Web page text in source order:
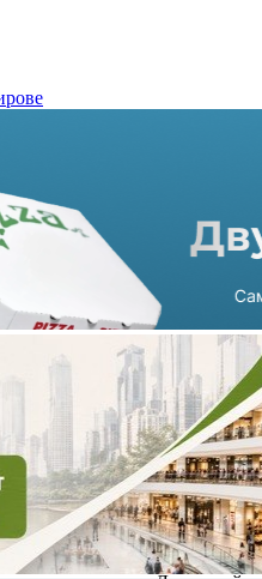
в Кирове
заводить в Киров
LPP Group откроет
развлекательном
в марте на ул. Луганской.